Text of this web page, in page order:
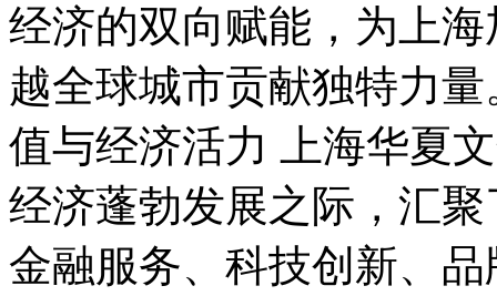
经济的双向赋能，为上
越全球城市贡献独特力
值与经济活力 上海华夏
经济蓬勃发展之际，汇
金融服务、科技创新、